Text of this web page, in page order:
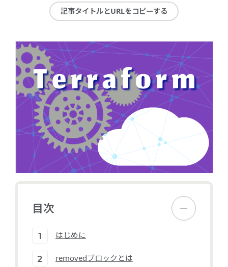
記事タイトルとURLをコピーする
目次
はじめに
removedブロックとは